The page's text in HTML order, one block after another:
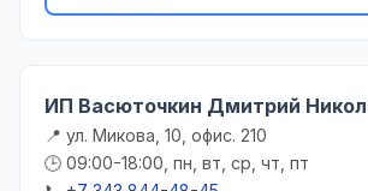
ИП Васюточкин Дмитрий
📍 ул. Микова, 10, офис. 210
🕒 09:00-18:00, пн, вт, ср, чт, пт